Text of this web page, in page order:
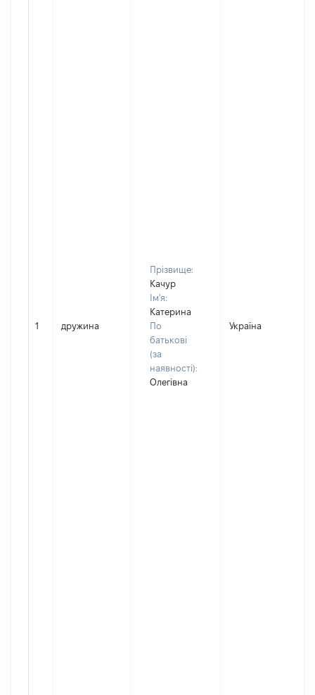
1 дружина
Прізвище:
Качур
Ім'я:
Катерина
По
батькові
(за
наявності):
Олегівна
Україна